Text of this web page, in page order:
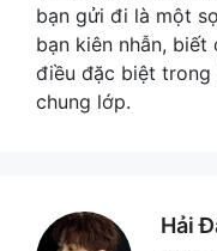
bạn gửi đi là một
bạn kiên nhẫn, biết
điều đặc biệt trong
chung lớp.
Hải